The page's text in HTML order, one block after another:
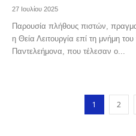
27 Ιουλίου 2025
Παρουσία πλήθους πιστών,
η Θεία Λειτουργία επί τη μνήμη
Παντελεήμονα, που τέλεσαν ο...
1 2